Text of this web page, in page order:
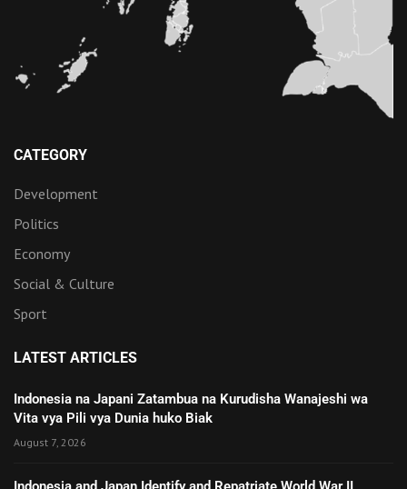
CATEGORY
Development
Politics
Economy
Social & Culture
Sport
LATEST ARTICLES
Indonesia na Japani Zatambua na Kurudisha Wanajeshi wa
Vita vya Pili vya Dunia huko Biak
August 7, 2026